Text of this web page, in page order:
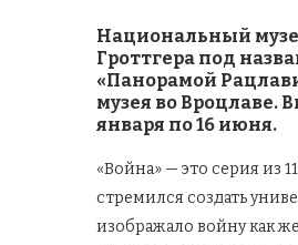
Национальный
Гроттгера под
«Панорамой
музея во Вроцлаве.
января по 16 июня.
«Война» — это серия из
стремился создать
изображало войну как